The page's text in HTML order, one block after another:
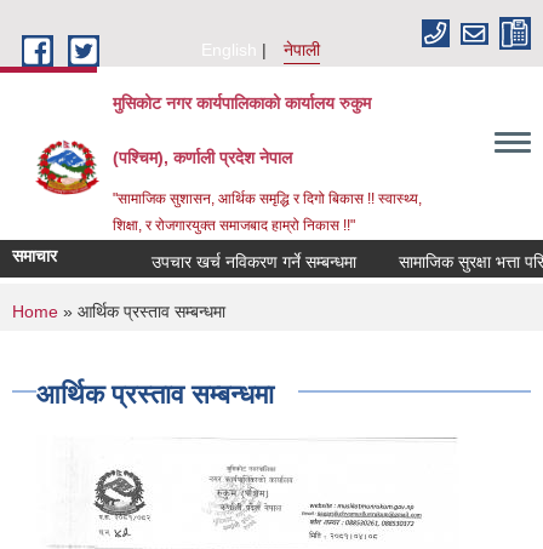
English
नेपाली
मुसिकोट नगर कार्यपालिकाको कार्यालय रुकुम
(पश्चिम), कर्णाली प्रदेश नेपाल
"सामाजिक सुशासन, आर्थिक समृद्धि र दिगो बिकास !! स्वास्थ्य,
शिक्षा, र रोजगारयुक्त समाजबाद हाम्रो निकास !!"
समाचार उपचार खर्च नविकरण गर्ने सम्बन्धमा
You are here
Home » आर्थिक प्रस्ताव सम्बन्धमा
आर्थिक प्रस्ताव सम्बन्धमा